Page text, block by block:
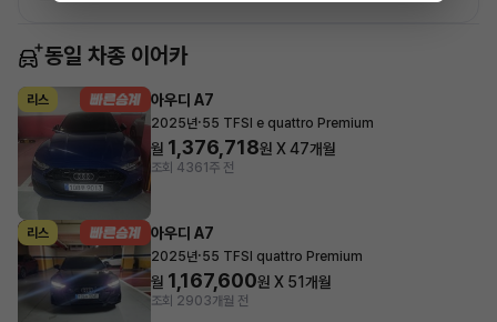
동일 차종 이어카
리스 아우디 A7
2025년·55 TFSI e quattro Premium
월 1,376,718원 X47개월
조회 4361주 전
리스 아우디 A7
2025년·55 TFSI quattro Premium
월 1,167,600원 X 51개월
조회 2903개월 전